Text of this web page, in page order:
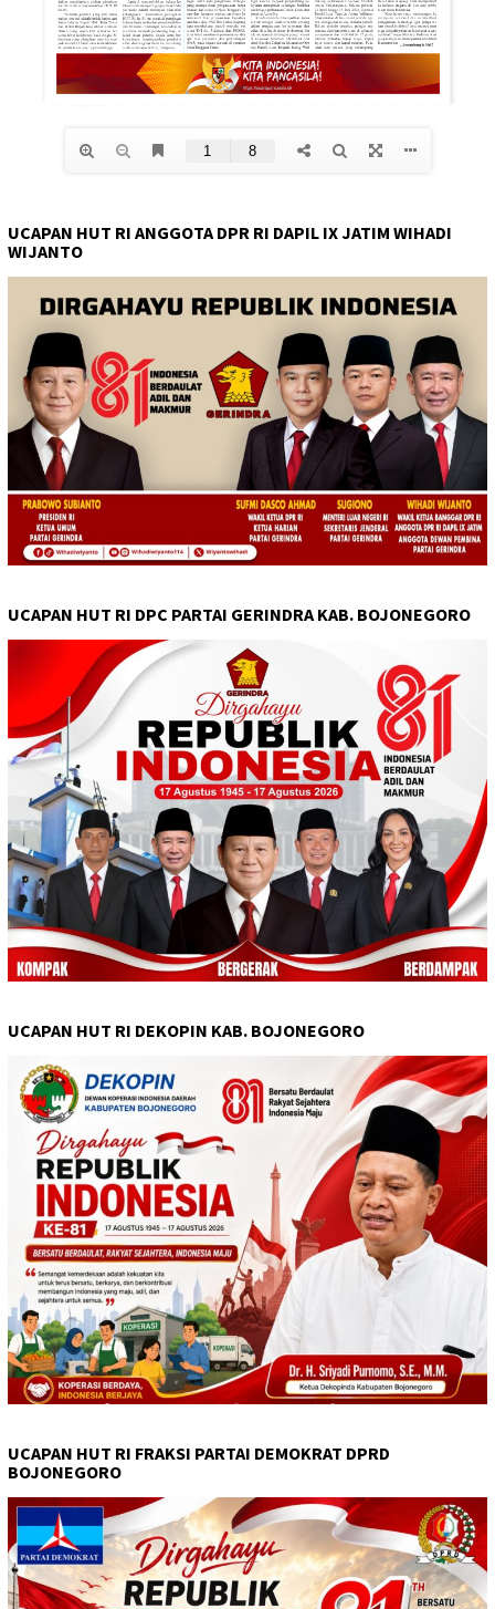
UCAPAN HUT RI ANGGOTA DPR RI DAPIL IX JATIM WIHADI
WIJANTO
UCAPAN HUT RI DPC PARTAI GERINDRA KAB. BOJONEGORO
UCAPAN HUT RI DEKOPIN KAB. BOJONEGORO
UCAPAN HUT RI FRAKSI PARTAI DEMOKRAT DPRD
BOJONEGORO